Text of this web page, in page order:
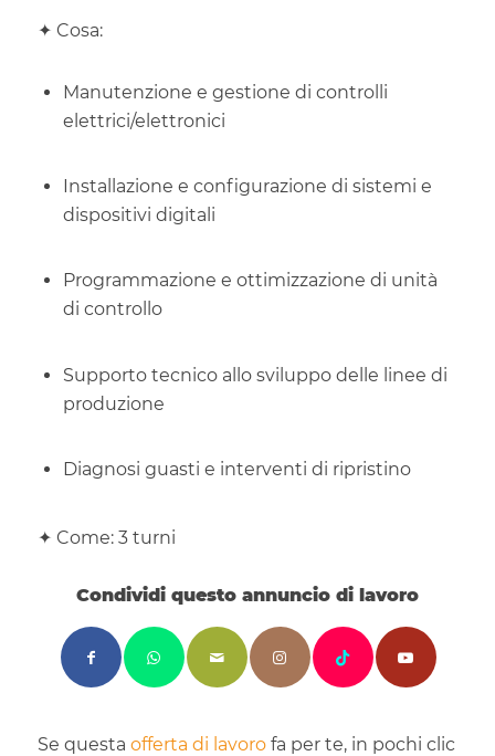
✦ Cosa:
Manutenzione e gestione di controlli
elettrici/elettronici
Installazione e configurazione di sistemi e
dispositivi digitali
Programmazione e ottimizzazione di unità
di controllo
Supporto tecnico allo sviluppo delle linee di
produzione
Diagnosi guasti e interventi di ripristino
✦ Come: 3 turni
Condividi questo annuncio di lavoro
Se questa offerta di lavorofa per te, in pochi clic